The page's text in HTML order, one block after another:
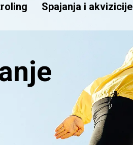
Spajanja i akvizicije